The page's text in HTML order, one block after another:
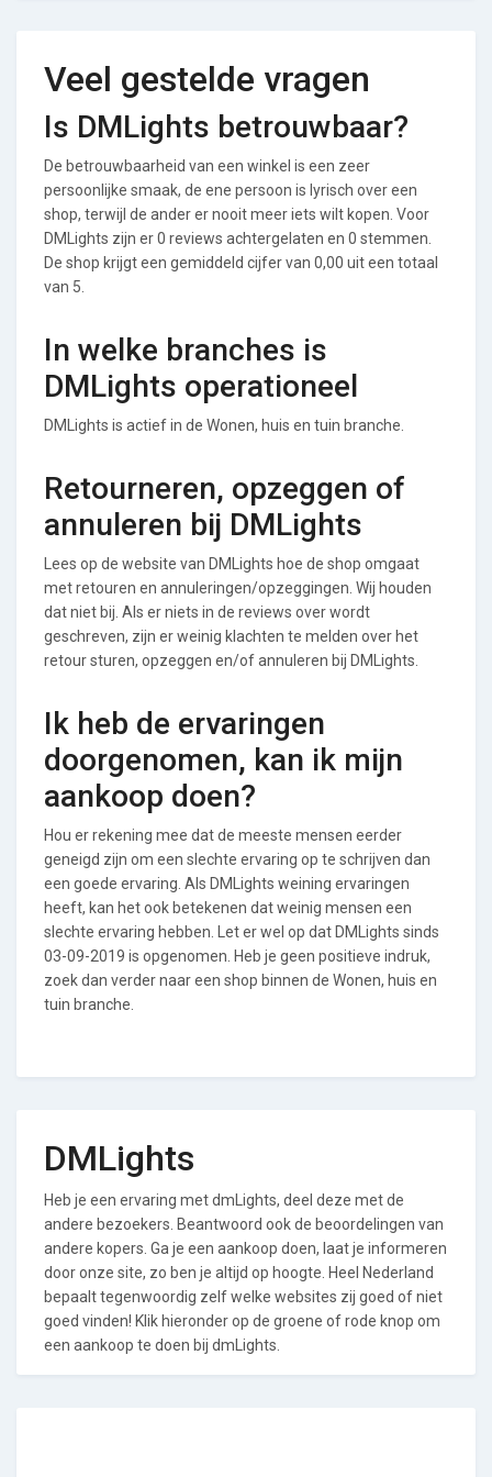
Veel gestelde vragen
Is DMLights betrouwbaar?
De betrouwbaarheid van een winkel is een zeer
persoonlijke smaak, de ene persoon is lyrisch over een
shop, terwijl de ander er nooit meer iets wilt kopen. Voor
DMLights zijn er 0 reviews achtergelaten en 0 stemmen.
De shop krijgt een gemiddeld cijfer van 0,00 uit een totaal
van 5.
In welke branches is
DMLights operationeel
DMLights is actief in de Wonen, huis en tuin branche.
Retourneren, opzeggen of
annuleren bij DMLights
Lees op de website van DMLights hoe de shop omgaat
met retouren en annuleringen/opzeggingen. Wij houden
dat niet bij. Als er niets in de reviews over wordt
geschreven, zijn er weinig klachten te melden over het
retour sturen, opzeggen en/of annuleren bij DMLights.
Ik heb de ervaringen
doorgenomen, kan ik mijn
aankoop doen?
Hou er rekening mee dat de meeste mensen eerder
geneigd zijn om een slechte ervaring op te schrijven dan
een goede ervaring. Als DMLights weining ervaringen
heeft, kan het ook betekenen dat weinig mensen een
slechte ervaring hebben. Let er wel op dat DMLights sinds
03-09-2019 is opgenomen. Heb je geen positieve indruk,
zoek dan verder naar een shop binnen de Wonen, huis en
tuin branche.
DMLights
Heb je een ervaring met dmLights, deel deze met de
andere bezoekers. Beantwoord ook de beoordelingen van
andere kopers. Ga je een aankoop doen, laat je informeren
door onze site, zo ben je altijd op hoogte. Heel Nederland
bepaalt tegenwoordig zelf welke websites zij goed of niet
goed vinden! Klik hieronder op de groene of rode knop om
een aankoop te doen bij dmLights.